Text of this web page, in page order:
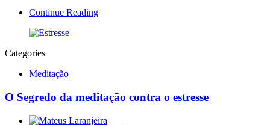
Continue Reading
Categories
Meditação
O Segredo da meditação contra o estresse